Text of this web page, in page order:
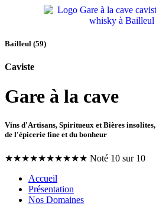
Bailleul (59)
Caviste
Gare à la cave
Vins d'Artisans, Spiritueux et Bières insolites,
de l'épicerie fine et du bonheur
★★★★★★★★★★ Noté 10 sur 10
Accueil
Présentation
Nos Domaines